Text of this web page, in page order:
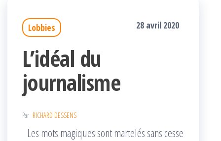
Lobbies 28 avril 2020
L’idéal du
journalisme
Par RICHARD DESSENS
Les mots magiques sont martelés sans cesse